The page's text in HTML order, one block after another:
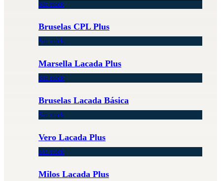
Sin stock
Bruselas CPL Plus
Sin stock
Marsella Lacada Plus
Sin stock
Bruselas Lacada Básica
Sin stock
Vero Lacada Plus
Sin stock
Milos Lacada Plus